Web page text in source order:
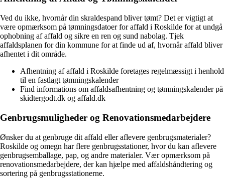
Ved du ikke, hvornår din skraldespand bliver tømt? Det er vigtigt at
være opmærksom på tømningsdatoer for affald i Roskilde for at undgå
ophobning af affald og sikre en ren og sund nabolag. Tjek
affaldsplanen for din kommune for at finde ud af, hvornår affald bliver
afhentet i dit område.
Afhentning af affald i Roskilde foretages regelmæssigt i henhold
til en fastlagt tømningskalender
Find informations om affaldsafhentning og tømningskalender på
skidtergodt.dk og affald.dk
Genbrugsmuligheder og Renovationsmedarbejdere
Ønsker du at genbruge dit affald eller aflevere genbrugsmaterialer?
Roskilde og omegn har flere genbrugsstationer, hvor du kan aflevere
genbrugsemballage, pap, og andre materialer. Vær opmærksom på
renovationsmedarbejdere, der kan hjælpe med affaldshåndtering og
sortering på genbrugsstationerne.